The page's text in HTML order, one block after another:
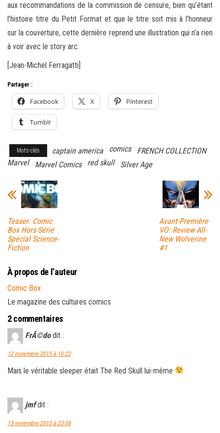
aux recommandations de la commission de censure, bien qu’étant
l’histoire titre du Petit Format et que le titre soit mis à l’honneur
sur la couverture, cette dernière reprend une illustration qui n’a rien
à voir avec le story arc.
[Jean-Michel Ferragatti]
Partager :
Facebook X Pinterest
Tumblr
Mots-clés captain america comics
FRENCH COLLECTION
Marvel
Marvel Comics red skull Silver Age
Teaser: Comic
Box Hors-Série
Spécial Science-
Fiction
Avant-Première
VO: Review All-
New Wolverine
#1
À propos de l’auteur
Comic Box
Le magazine des cultures comics
2 commentaires
FrÃ©do dit :
12 novembre 2015 à 10:22
Mais le véritable sleeper était The Red Skull lui-même
jmf dit :
13 novembre 2015 à 23:08